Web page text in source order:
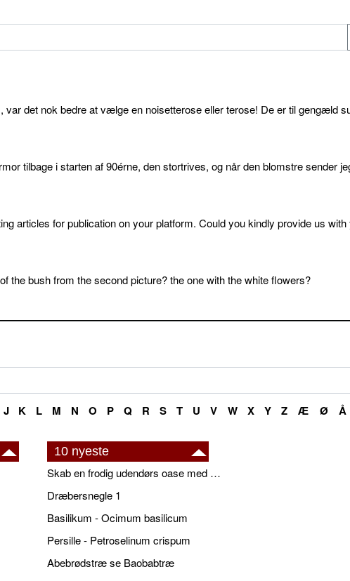
var det nok bedre at vælge en noisetterose eller terose! De er til gengæld
tilbage i starten af 90érne, den stortrives, og når den blomstre sender
articles for publication on your platform. Could you kindly provide us with
the bush from the second picture? the one with the white flowers?
J K L M N O P Q R S T U V W X Y Z Æ Ø Å
10 nyeste
Skab en frodig udendørs oase med smukke plantekrukker og elegante espalier
Dræbersnegle 1
Basilikum - Ocimum basilicum
Persille - Petroselinum crispum
Abebrødstræ se Baobabtræ